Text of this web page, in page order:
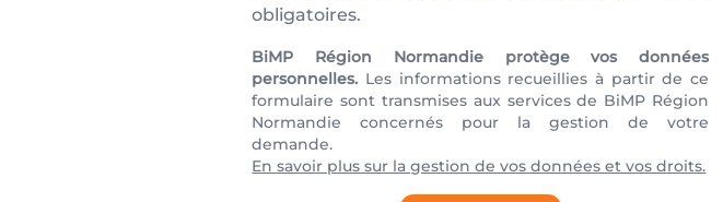
obligatoires.
BiMP Région Normandie protège vos données
personnelles. Les informations recueillies à partir de ce
formulaire sont transmises aux services de BiMP Région
Normandie concernés pour la gestion de votre
demande.
En savoir plus sur la gestion de vos données et vos droits.